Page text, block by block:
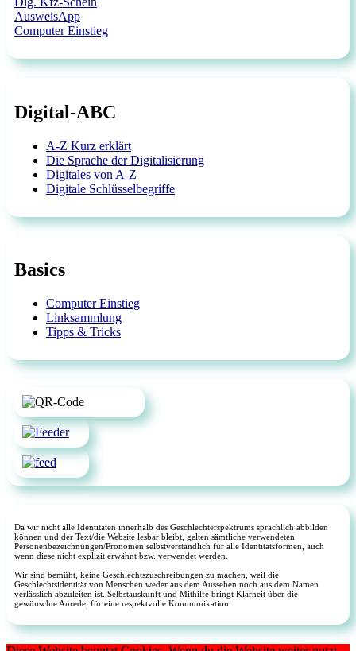
AusweisApp
Computer Einstieg
Digital-ABC
A-Z Kurz erklärt
Die Sprache der Digitalisierung
Digitales von A-Z
Digitale Schlüsselbegriffe
Basics
Computer Einstieg
Linksammlung
Tipps & Tricks
Da wir nicht alle Identitäten innerhalb des Geschlechterspektrums sprachlich abbilden
können und der Text/die Website lesbar bleibt, gelten sämtliche verwendeten
Personenbezeichnungen/Pronomen selbstverständlich für alle Identitätsformen, auch
wenn diese nicht explizit erwähnt bzw. verwendet werden.
Wir sind bemüht, keine Geschlechtszuschreibungen zu machen, weil die
Geschlechtsidentität von Menschen weder aus dem Aussehen noch aus dem Namen
verlässlich abzuleiten ist. Selbstauskunft und Mithilfe bringt Klarheit über die
gewünschte Anrede, für eine respektvolle Kommunikation.